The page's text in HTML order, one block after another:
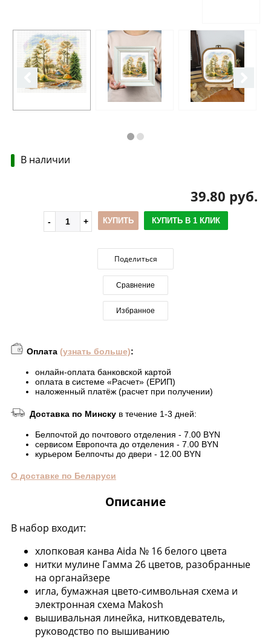
В наличии
39.80 руб.
КУПИТЬ КУПИТЬ В 1 КЛИК
Поделиться
Сравнение
Избранное
Оплата (узнать больше):
онлайн-оплата банковской картой
оплата в системе «Расчет» (ЕРИП)
наложенный платёж (расчет при получении)
Доставка по Минску в течение 1-3 дней:
Белпочтой до почтового отделения - 7.00 BYN
сервисом Европочта до отделения - 7.00 BYN
курьером Белпочты до двери - 12.00 BYN
О доставке по Беларуси
Описание
В набор входит:
хлопковая канва Aida № 16 белого цвета
нитки мулине Гамма 26 цветов, разобранные
на органайзере
игла, бумажная цвето-символьная схема и
электронная схема Makosh
вышивальная линейка, нитковдеватель,
руководство по вышиванию